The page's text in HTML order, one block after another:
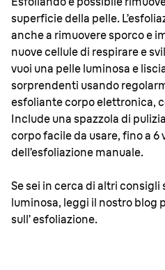
superficie della pelle.
anche a rimuovere sporco e
nuove cellule di respirare e
vuoi una pelle luminosa e
sorprendenti usando
esfoliante corpo elettronica,
Include una spazzola di
corpo facile da usare, fino a
dell’esfoliazione manuale.
Se sei in cerca di altri consigli
luminosa, leggi il nostro blog
sull’ esfoliazione.